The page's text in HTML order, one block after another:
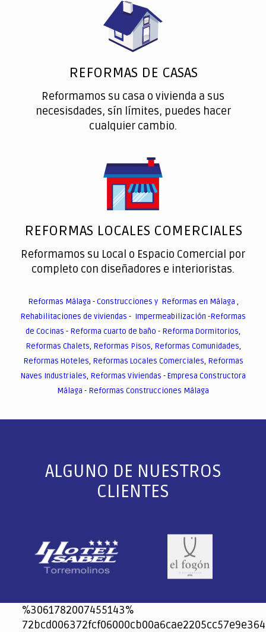
REFORMAS DE CASAS
Reformamos su casa o vivienda a sus
necesisdades, sín límites, puedes hacer
cualquier cambio.
REFORMAS LOCALES COMERCIALES
Reformamos su Local o Espacio Comercial por
completo con diseñadores e interioristas.
Reformas Málaga -Construcciones y Reformas en Málaga ,
Rehabilitaciones de viviendas - Impermeabilización -Reformas
de Cocinas - Reforma cuarto de baño - Reforma Dormitorios,
Reformas Chalets, Reformas Pisos, Reformas Comunidades,
Reformas Hoteles, Reformas Locales Comerciales, Reformas
Naves Industriales, Reformas Viviendas -Empresa Constructora
Málaga - Reformas Construcciones Málaga
ALGUNO DE NUESTROS
CLIENTES
%3061782007455143%